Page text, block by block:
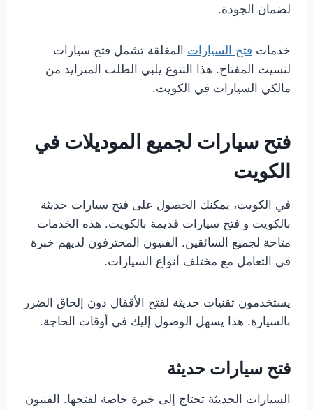
لضمان الجودة.
خدمات فتح السيارات المغلقة تشمل فتح سيارات
لنسيت المفتاح. هذا التنوع يلبي الطلب المتزايد من
مالكي السيارات في الكويت.
فتح سيارات لجميع الموديلات في
الكويت
في الكويت، يمكنك الحصول على فتح سيارات حديثة
بالكويت و فتح سيارات قديمة بالكويت. هذه الخدمات
متاحة لجميع السائقين. الفنيون المحترفون لديهم خبرة
في التعامل مع مختلف أنواع السيارات.
يستخدمون تقنيات حديثة لفتح الأقفال دون إلحاق الضرر
بالسيارة. هذا يسهل الوصول إليك في أوقات الحاجة.
فتح سيارات حديثة
السيارات الحديثة تحتاج إلى خبرة خاصة لفتحها. الفنيون